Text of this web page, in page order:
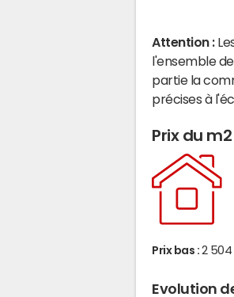
Attention :
l'ensemble
partie la
précises à
Prix du
Prix bas : 2
Evolution